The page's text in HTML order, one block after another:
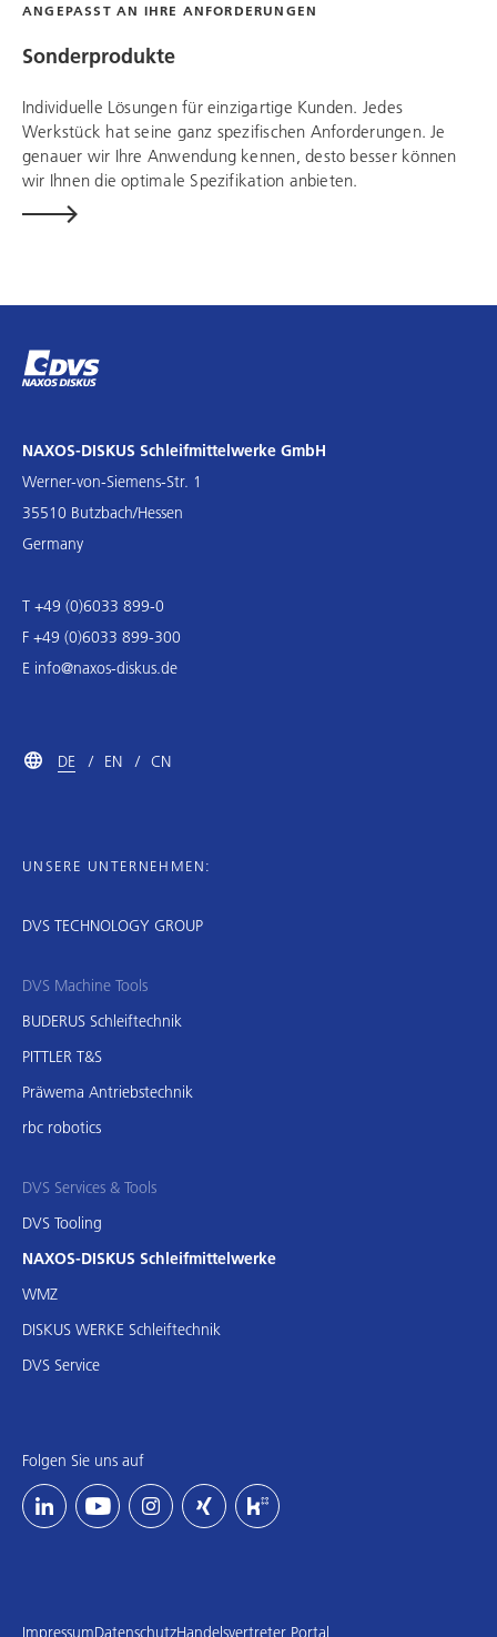
ANGEPASST AN IHRE ANFORDERUNGEN
Sonderprodukte
Individuelle Lösungen für einzigartige Kunden. Jedes
Werkstück hat seine ganz spezifischen Anforderungen. Je
genauer wir Ihre Anwendung kennen, desto besser können
wir Ihnen die optimale Spezifikation anbieten.
NAXOS-DISKUS Schleifmittelwerke GmbH
Werner-von-Siemens-Str. 1
35510 Butzbach/Hessen
Germany
T +49 (0)6033 899-0
F +49 (0)6033 899-300
E info@naxos-diskus.de
DE EN CN
UNSERE UNTERNEHMEN:
DVS TECHNOLOGY GROUP
DVS Machine Tools
BUDERUS Schleiftechnik
PITTLER T&S
Präwema Antriebstechnik
rbc robotics
DVS Services & Tools
DVS Tooling
NAXOS-DISKUS Schleifmittelwerke
WMZ
DISKUS WERKE Schleiftechnik
DVS Service
Folgen Sie uns auf
ImpressumDatenschutzHandelsvertreter Portal